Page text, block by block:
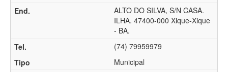
ALTO DO SILVA, S/N CASA.
ILHA. 47400-000 Xique-Xique
- BA.
(74) 79959979
Municipal